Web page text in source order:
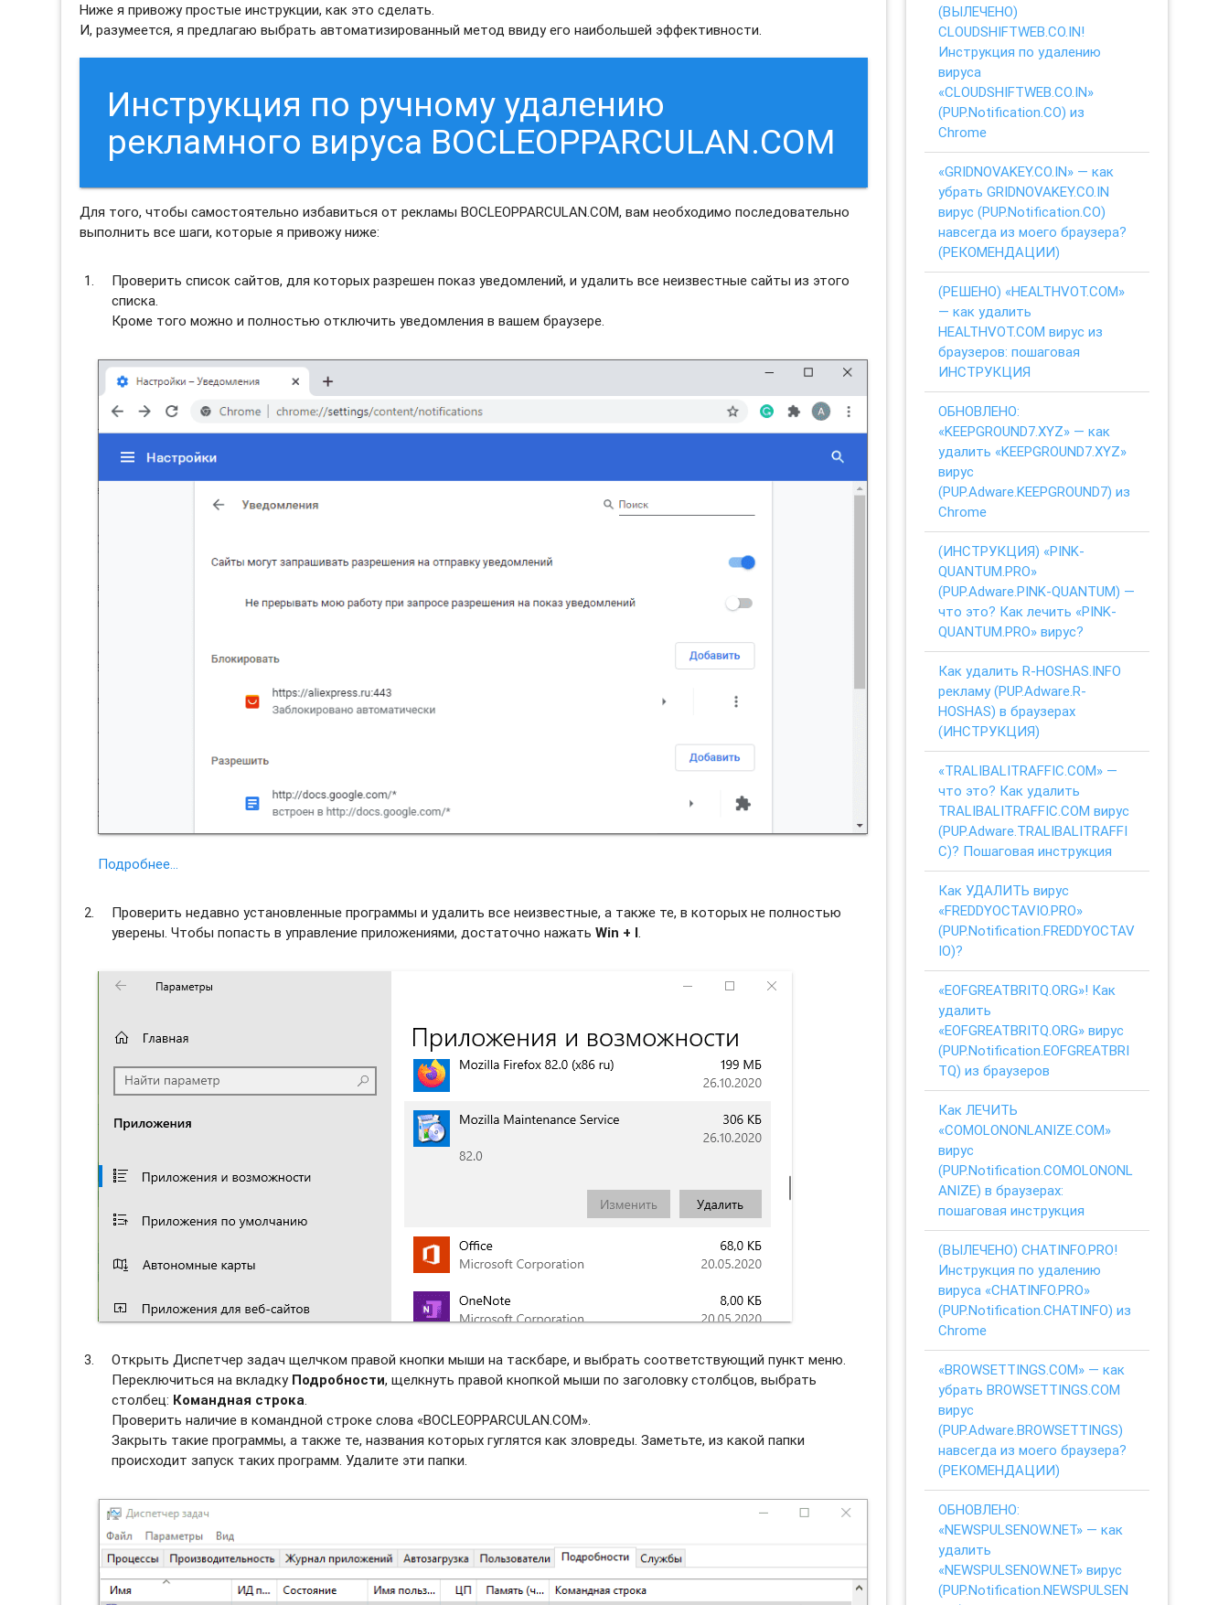
Ниже я привожу простые инструкции, как это сделать.
И, разумеется, я предлагаю выбрать автоматизированный метод ввиду его наибольшей эффективности.
Инструкция по ручному удалению
рекламного вируса BOCLEOPPARCULAN.COM
Для того, чтобы самостоятельно избавиться от рекламы BOCLEOPPARCULAN.COM, вам необходимо последовательно
выполнить все шаги, которые я привожу ниже:
Проверить список сайтов, для которых разрешен показ уведомлений, и удалить все неизвестные сайты из этого
списка.
Кроме того можно и полностью отключить уведомления в вашем браузере.
Подробнее…
Проверить недавно установленные программы и удалить все неизвестные, а также те, в которых не полностью
уверены. Чтобы попасть в управление приложениями, достаточно нажатьWin + I
Открыть Диспетчер задач щелчком правой кнопки мыши на таскбаре, и выбрать соотвeтствующий пункт меню.
Переключиться на вкладку Подробности, щелкнуть правой кнопкой мыши по заголовку столбцов, выбрать
столбец: Командная строка
Проверить наличие в командной строке слова «BOCLEOPPARCULAN.COM».
Закрыть такие программы, а также те, названия которых гуглятся как зловреды. Заметьте, из какой папки
происходит запуск таких программ. Удалите эти папки.
(ВЫЛЕЧЕНО)
CLOUDSHIFTWEB.CO.IN!
Инструкция по удалению
вируса
«CLOUDSHIFTWEB.CO.IN»
(PUP.Notification.CO) из
Chrome
«GRIDNOVAKEY.CO.IN» — как
убрать GRIDNOVAKEY.CO.IN
вирус (PUP.Notification.CO)
навсегда из моего браузера?
(РЕКОМЕНДАЦИИ)
(РЕШЕНО) «HEALTHVOT.COM»
— как удалить
HEALTHVOT.COM вирус из
браузеров: пошаговая
ИНСТРУКЦИЯ
ОБНОВЛЕНО:
«KEEPGROUND7.XYZ» — как
удалить «KEEPGROUND7.XYZ»
вирус
(PUP.Adware.KEEPGROUND7) из
Chrome
(ИНСТРУКЦИЯ) «PINK-
QUANTUM.PRO»
(PUP.Adware.PINK-QUANTUM) —
что это? Как лечить «PINK-
QUANTUM.PRO» вирус?
Как удалить R-HOSHAS.INFO
рекламу (PUP.Adware.R-
HOSHAS) в браузерах
(ИНСТРУКЦИЯ)
«TRALIBALITRAFFIC.COM» —
что это? Как удалить
TRALIBALITRAFFIC.COM вирус
(PUP.Adware.TRALIBALITRAFFI
C)? Пошаговая инструкция
Как УДАЛИТЬ вирус
«FREDDYOCTAVIO.PRO»
(PUP.Notification.FREDDYOCTAV
IO)?
«EOFGREATBRITQ.ORG»! Как
удалить
«EOFGREATBRITQ.ORG» вирус
(PUP.Notification.EOFGREATBRI
TQ) из браузеров
Как ЛЕЧИТЬ
«COMOLONONLANIZE.COM»
вирус
(PUP.Notification.COMOLONONL
ANIZE) в браузерах:
пошаговая инструкция
(ВЫЛЕЧЕНО) CHATINFO.PRO!
Инструкция по удалению
вируса «CHATINFO.PRO»
(PUP.Notification.CHATINFO) из
Chrome
«BROWSETTINGS.COM» — как
убрать BROWSETTINGS.COM
вирус
(PUP.Adware.BROWSETTINGS)
навсегда из моего браузера?
(РЕКОМЕНДАЦИИ)
ОБНОВЛЕНО:
«NEWSPULSENOW.NET» — как
удалить
«NEWSPULSENOW.NET» вирус
(PUP.Notification.NEWSPULSEN